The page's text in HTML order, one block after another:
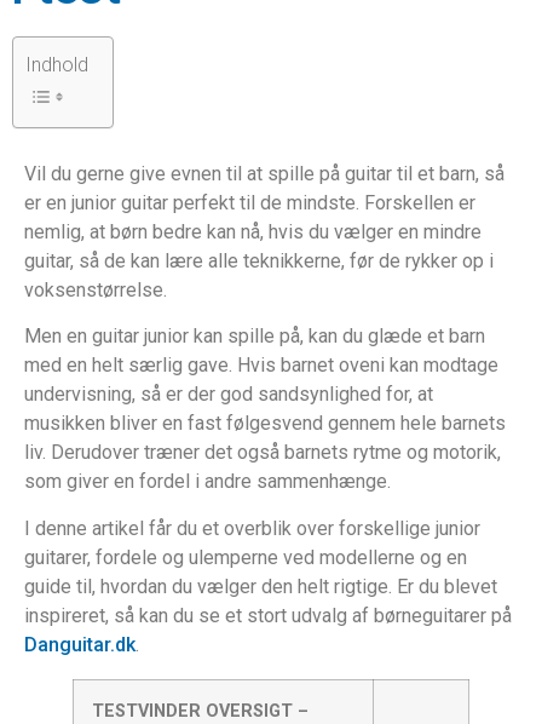
Indhold
Vil du gerne give evnen til at spille på guitar til et barn, så
er en junior guitar perfekt til de mindste. Forskellen er
nemlig, at børn bedre kan nå, hvis du vælger en mindre
guitar, så de kan lære alle teknikkerne, før de rykker op i
voksenstørrelse.
Men en guitar junior kan spille på, kan du glæde et barn
med en helt særlig gave. Hvis barnet oveni kan modtage
undervisning, så er der god sandsynlighed for, at
musikken bliver en fast følgesvend gennem hele barnets
liv. Derudover træner det også barnets rytme og motorik,
som giver en fordel i andre sammenhænge.
I denne artikel får du et overblik over forskellige junior
guitarer, fordele og ulemperne ved modellerne og en
guide til, hvordan du vælger den helt rigtige. Er du blevet
inspireret, så kan du se et stort udvalg af børneguitarer på
Danguitar.dk
TESTVINDER OVERSIGT –